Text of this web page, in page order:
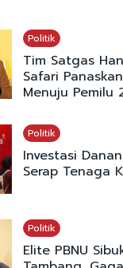
Politik
Tim Satgas
Safari
Menuju Pemilu
Politik
Investasi
Serap Tenaga
Politik
Elite PBNU